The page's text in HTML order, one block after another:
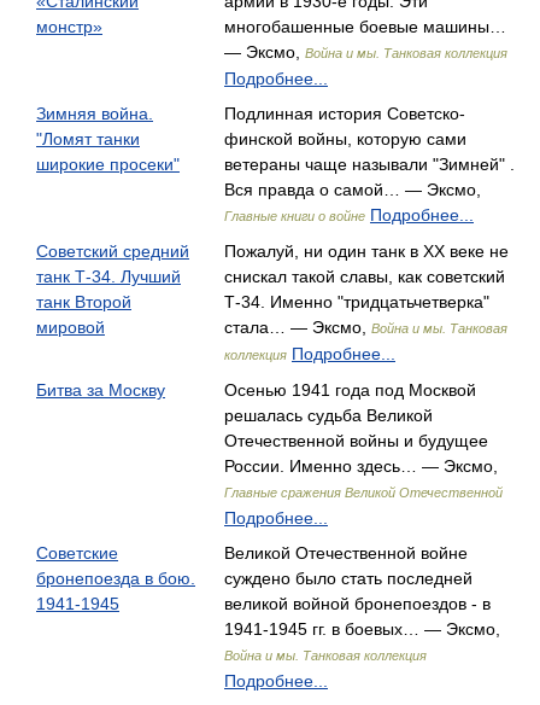
монстр»
многобашенные боевые машины…
— Эксмо,
Война и мы. Танковая коллекция
Подробнее...
Зимняя война.
"Ломят танки
широкие просеки"
Подлинная история Советско-
финской войны, которую сами
ветераны чаще называли "Зимней" .
Вся правда о самой… — Эксмо,
Главные книги о войне Подробнее...
Советский средний
танк Т-34. Лучший
танк Второй
мировой
Пожалуй, ни один танк в XX веке не
снискал такой славы, как советский
Т-34. Именно "тридцатьчетверка"
стала… — Эксмо,
Война и мы. Танковая
коллекция Подробнее...
Битва за Москву
Осенью 1941 года под Москвой
решалась судьба Великой
Отечественной войны и будущее
России. Именно здесь… — Эксмо,
Главные сражения Великой Отечественной
Подробнее...
Советские
бронепоезда в бою.
1941-1945
Великой Отечественной войне
суждено было стать последней
великой войной бронепоездов - в
1941-1945 гг. в боевых… — Эксмо,
Война и мы. Танковая коллекция
Подробнее...